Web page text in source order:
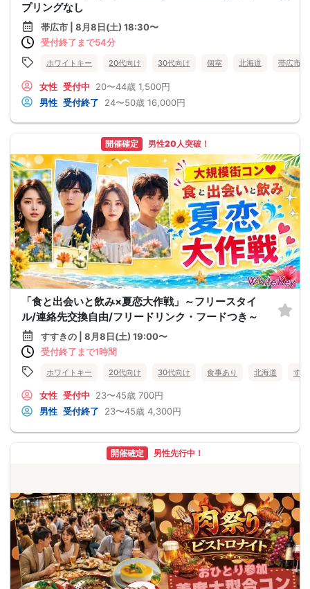
プリングなし
帯広市 | 8月8日(土) 18:30〜
受付終了まで54分
ホワイトキー 20代向け 30代向け 個室 北海道 帯広市
女性 受付中 20〜44歳 1,500円
男性 受付終了 24〜50歳 16,000円
開催確定 男性20人突破！
「食と出会いと飲み×夏恋大作戦」～フリースタイ
ル/連絡先交換自由/フリードリンク・フードつき～
すすきの | 8月8日(土) 19:00〜
受付終了まで1時間
ホワイトキー 20代向け 30代向け 食事あり 北海道 す
女性 受付中 23〜45歳 700円
男性 受付終了 23〜45歳 4,300円
開催確定 男性先行中！